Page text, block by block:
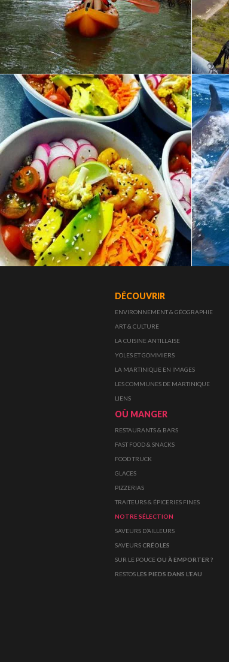
DÉCOUVRIR
ENVIRONNEMENT & GÉOGRAPHIE
ART & CULTURE
LA CUISINE ANTILLAISE
YOLES ET GOMMIERS
LA MARTINIQUE EN IMAGES
LES COMMUNES DE MARTINIQUE
LIENS
OÙ MANGER
RESTAURANTS & BARS
FAST FOOD & SNACKS
FOOD TRUCK
GLACES
PIZZERIAS
TRAITEURS & ÉPICERIES FINES
NOTRE SÉLECTION
SAVEURS D’AILLEURS
SAVEURS CRÉOLES
SUR LE POUCE OU À EMPORTER ?
RESTOS LES PIEDS DANS L’EAU